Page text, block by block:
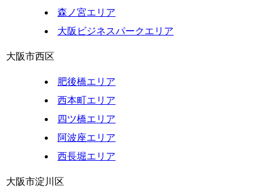
森ノ宮エリア
大阪ビジネスパークエリア
大阪市西区
肥後橋エリア
西本町エリア
四ツ橋エリア
阿波座エリア
西長堀エリア
大阪市淀川区